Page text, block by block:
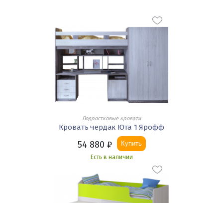
Подростковые кровати
Кровать чердак Юта 1 Ярофф
54 880 ₽ Купить
Есть в наличии